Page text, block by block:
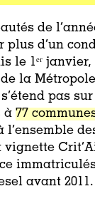
de
plus d’un
le 1ᵉʳ
de la
pas
à 77
l’ensemble
avant 2011.